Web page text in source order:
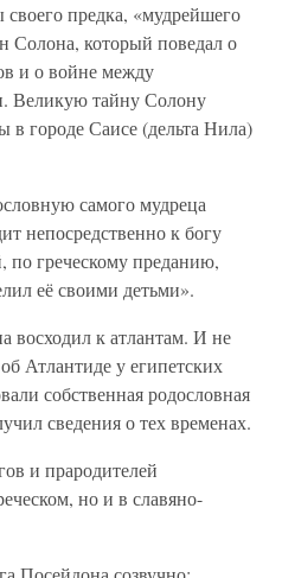
своего предка, «мудрейшего
Солона, который поведал о
и о войне между
Великую тайну Солону
в городе Саисе (дельта Нила)
самого мудреца
непосредственно к богу
греческому преданию,
её своими детьми».
восходил к атлантам. И не
Атлантиде у египетских
собственная родословная
сведения о тех временах.
и прародителей
но и в славяно-